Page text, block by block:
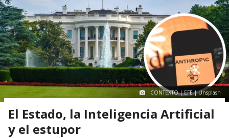
CONTEXTO | EFE | Unsplash
El Estado, la Inteligencia Artificial
y el estupor